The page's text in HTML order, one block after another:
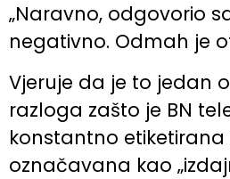
„Naravno, odgovorio
negativno. Odmah je
Vjeruje da je to jedan
razloga zašto je BN
konstantno etiketirana
označavana kao